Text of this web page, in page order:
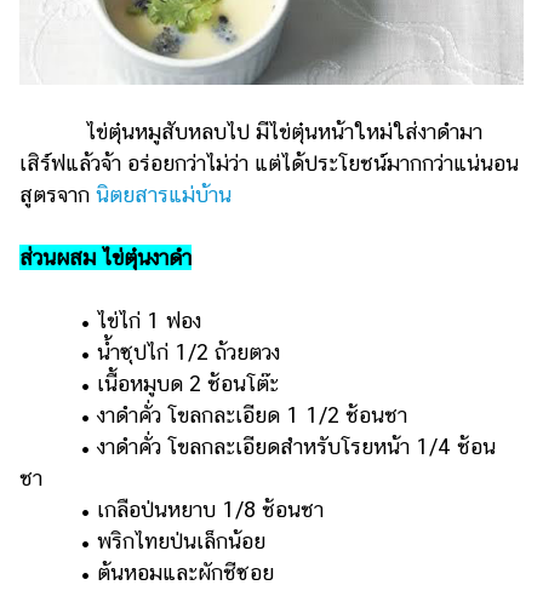
ไข่ตุ๋นหมูสับหลบไป มีไข่ตุ๋นหน้าใหม่ใส่งาดำมา
เสิร์ฟแล้วจ้า อร่อยกว่าไม่ว่า แต่ได้ประโยชน์มากกว่าแน่นอน
สูตรจาก นิตยสารแม่บ้าน
ส่วนผสม ไข่ตุ๋นงาดำ
• ไข่ไก่ 1 ฟอง
• น้ำซุปไก่ 1/2 ถ้วยตวง
• เนื้อหมูบด 2 ช้อนโต๊ะ
• งาดำคั่ว โขลกละเอียด 1 1/2 ช้อนชา
• งาดำคั่ว โขลกละเอียดสำหรับโรยหน้า 1/4 ช้อน
ชา
• เกลือป่นหยาบ 1/8 ช้อนชา
• พริกไทยป่นเล็กน้อย
• ต้นหอมและผักชีซอย